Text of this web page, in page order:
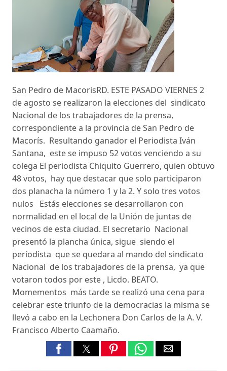
San Pedro de MacorisRD. ESTE PASADO VIERNES 2
de agosto se realizaron la elecciones del sindicato
Nacional de los trabajadores de la prensa,
correspondiente a la provincia de San Pedro de
Macorís. Resultando ganador el Periodista Iván
Santana, este se impuso 52 votos venciendo a su
colega El periodista Chiquito Guerrero, quien obtuvo
48 votos, hay que destacar que solo participaron
dos planacha la número 1 y la 2. Y solo tres votos
nulos Estás elecciones se desarrollaron con
normalidad en el local de la Unión de juntas de
vecinos de esta ciudad. El secretario Nacional
presentó la plancha única, sigue siendo el
periodista que se quedara al mando del sindicato
Nacional de los trabajadores de la prensa, ya que
votaron todos por este , Licdo. BEATO.
Momementos más tarde se realizó una cena para
celebrar este triunfo de la democracias la misma se
llevó a cabo en la Lechonera Don Carlos de la A. V.
Francisco Alberto Caamaño.